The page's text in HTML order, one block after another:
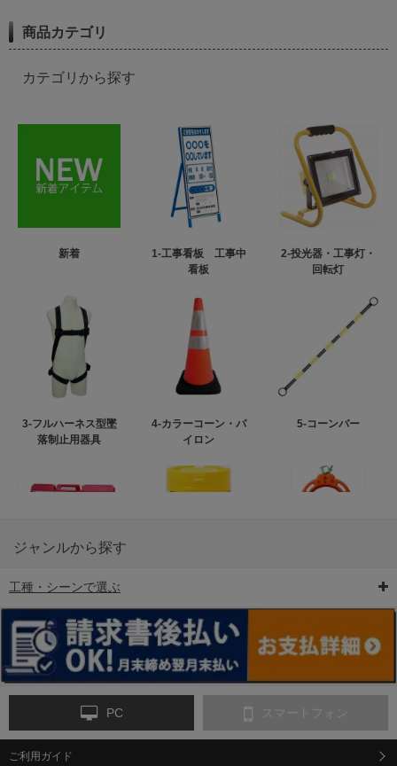
商品カテゴリ
カテゴリから探す
新着
1-工事看板 工事中
看板
2-投光器・工事灯・
回転灯
3-フルハーネス型墜
落制止用器具
4-カラーコーン・パ
イロン
5-コーンバー
6-矢印板/LED矢印板
ンス
ジャンルから探す
工種・シーンで選ぶ
PC スマートフォン
ご利用ガイド